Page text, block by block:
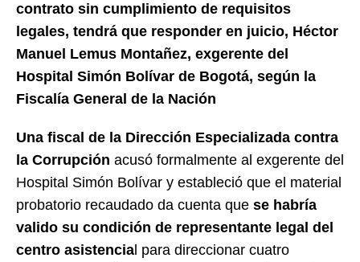
contrato sin cumplimiento de requisitos
legales, tendrá que responder en juicio, Héctor
Manuel Lemus Montañez, exgerente del
Hospital Simón Bolívar de Bogotá, según la
Fiscalía General de la Nación
Una fiscal de la Dirección Especializada contra
la Corrupción acusó formalmente al exgerente del
Hospital Simón Bolívar y estableció que el material
probatorio recaudado da cuenta que se habría
valido su condición de representante legal del
centro asistencia l para direccionar cuatro